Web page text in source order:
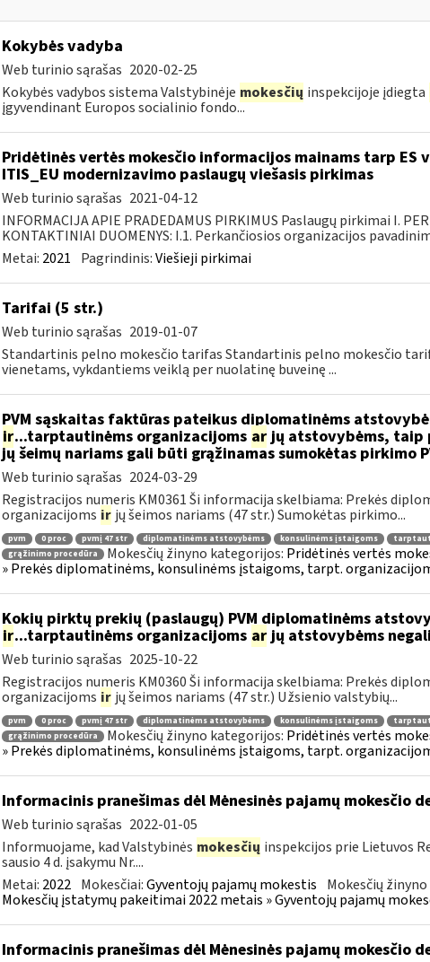
Kokybės vadyba
Web turinio sąrašas 2020-02-25
Kokybės vadybos sistema Valstybinėje mokesčių inspekcijoje įdiegta
įgyvendinant Europos socialinio fondo...
Pridėtinės vertės mokesčio informacijos mainams tarp
ITIS_EU modernizavimo paslaugų viešasis pirkimas
Web turinio sąrašas 2021-04-12
INFORMACIJA APIE PRADEDAMUS PIRKIMUS Paslaugų pirkimai I.
KONTAKTINIAI DUOMENYS: I.1. Perkančiosios organizacijos
Metai: 2021 Pagrindinis:Viešieji pirkimai
Tarifai (5 str.)
Web turinio sąrašas 2019-01-07
Standartinis pelno mokesčio tarifas Standartinis pelno mokesčio
vienetams, vykdantiems veiklą per nuolatinę buveinę ...
PVM sąskaitas faktūras pateikus diplomatinėms
ir...tarptautinėms organizacijoms arjų atstovybėms, taip
jų šeimų nariams gali būti grąžinamas sumokėtas pirkimo
Web turinio sąrašas 2024-03-29
Registracijos numeris KM0361 Ši informacija skelbiama: Prekės
organizacijoms ir jų šeimos nariams (47 str.) Sumokėtas pirkimo...
pvm 0 proc pvmį 47 str diplomatinėms atstovybėms konsulinėms įstaigoms
grąžinimo procedūra
Mokesčių žinyno kategorijos: Pridėtinės vertės
» Prekės diplomatinėms, konsulinėms įstaigoms, tarpt.
Kokių pirktų prekių (paslaugų) PVM diplomatinėms
ir...tarptautinėms organizacijoms arjų atstovybėms
Web turinio sąrašas 2025-10-22
Registracijos numeris KM0360 Ši informacija skelbiama: Prekės
organizacijoms ir jų šeimos nariams (47 str.) Užsienio valstybių...
pvm 0 proc pvmį 47 str diplomatinėms atstovybėms konsulinėms įstaigoms
grąžinimo procedūra
Mokesčių žinyno kategorijos: Pridėtinės vertės
» Prekės diplomatinėms, konsulinėms įstaigoms, tarpt.
Informacinis pranešimas dėl Mėnesinės pajamų mokesčio
Web turinio sąrašas 2022-01-05
Informuojame, kad Valstybinės mokesčių inspekcijos prie Lietuvos
sausio 4 d. įsakymu Nr....
Metai: 2022 Mokesčiai:Gyventojų pajamų mokestis Mokesčių
Mokesčių įstatymų pakeitimai 2022 metais » Gyventojų pajamų
Informacinis pranešimas dėl Mėnesinės pajamų mokesčio